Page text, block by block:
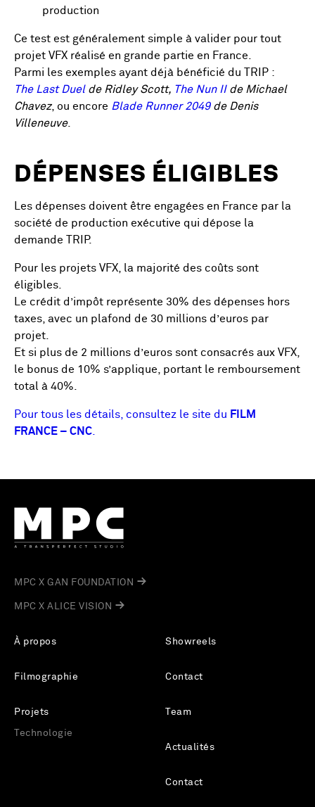
production
Ce test est généralement simple à valider pour tout
projet VFX réalisé en grande partie en France.
Parmi les exemples ayant déjà bénéficié du TRIP :
The Last Duelde Ridley Scott, The Nun IIde Michael
Chavez, ou encore Blade Runner 2049de Denis
Villeneuve.
DÉPENSES ÉLIGIBLES
Les dépenses doivent être engagées en France par la
société de production exécutive qui dépose la
demande TRIP.
Pour les projets VFX, la majorité des coûts sont
éligibles.
Le crédit d’impôt représente 30% des dépenses hors
taxes, avec un plafond de 30 millions d’euros par
projet.
Et si plus de 2 millions d’euros sont consacrés aux VFX,
le bonus de 10% s’applique, portant le remboursement
total à 40%.
Pour tous les détails, consultez le site du FILM
FRANCE – CNC
À propos
Filmographie
Projets
Technologie
Showreels
Contact
Team
Actualités
Contact
MPC X GAN FOUNDATION
MPC X ALICE VISION